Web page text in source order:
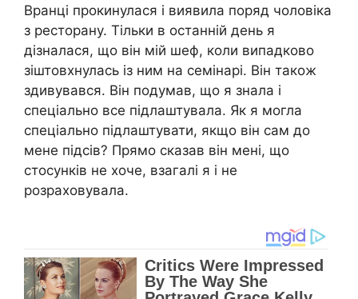
Вранці прокинулася і виявила поряд чоловіка
з ресторану. Тільки в останній день я
дізналася, що він мій шеф, коли випадково
зіштовхнулась із ним на семінарі. Він також
здивувався. Він подумав, що я знала і
спеціально все підлаштувала. Як я могла
спеціально підлаштувати, якщо він сам до
мене підсів? Прямо сказав він мені, що
стосунків не хоче, взагалі я і не
розраховувала.